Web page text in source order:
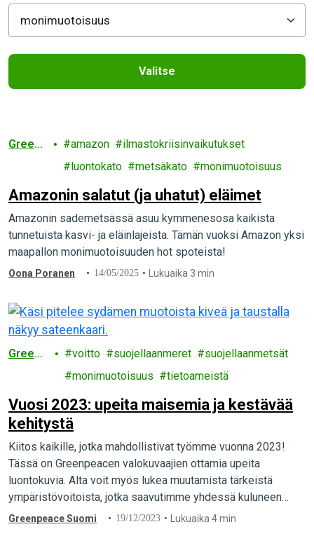
Valitse
Greenp
amazon
ilmastokriisinvaikutukset
luontokato
metsäkato monimuotoisuus
Amazonin salatut (ja uhatut) eläimet
Amazonin sademetsässä asuu kymmenesosa kaikista
tunnetuista kasvi- ja eläinlajeista. Tämän vuoksi Amazon yksi
maapallon monimuotoisuuden hot spoteista!
Oona Poranen 14/05/2025 Lukuaika 3 min
Greenp
voitto suojellaanmeret
suojellaanmetsät
monimuotoisuus
tietoameistä
Vuosi 2023: upeita maisemia ja kestävää
kehitystä
Kiitos kaikille, jotka mahdollistivat työmme vuonna 2023!
Tässä on Greenpeacen valokuvaajien ottamia upeita
luontokuvia. Alta voit myös lukea muutamista tärkeistä
ympäristövoitoista, jotka saavutimme yhdessä kuluneen
vuoden aikana.
Greenpeace Suomi 19/12/2023 Lukuaika 4 min